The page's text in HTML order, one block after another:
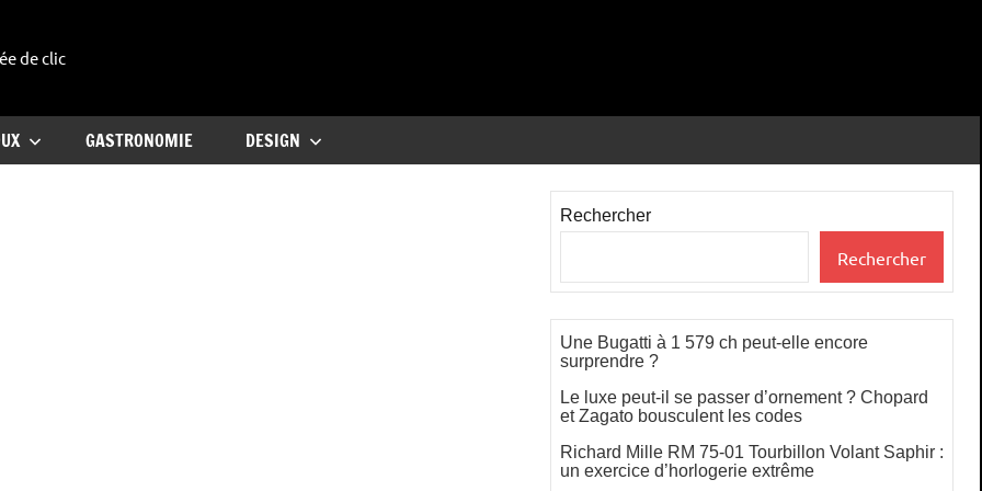
de clic
GASTRONOMIE DESIGN
Rechercher
Rechercher
Une Bugatti à 1 579 ch peut-elle encore
surprendre ?
Le luxe peut-il se passer d’ornement ? Chopard
et Zagato bousculent les codes
Richard Mille RM 75-01 Tourbillon Volant Saphir :
un exercice d’horlogerie extrême